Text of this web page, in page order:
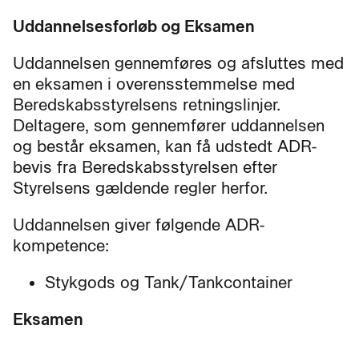
Uddannelsesforløb og Eksamen
Uddannelsen gennemføres og afsluttes med
en eksamen i overensstemmelse med
Beredskabsstyrelsens retningslinjer.
Deltagere, som gennemfører uddannelsen
og består eksamen, kan få udstedt ADR-
bevis fra Beredskabsstyrelsen efter
Styrelsens gældende regler herfor.
Uddannelsen giver følgende ADR-
kompetence:
Stykgods og Tank/Tankcontainer
Eksamen